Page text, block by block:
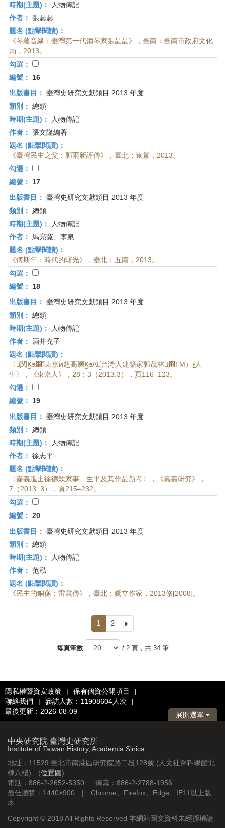
時期(主題)：
人物傳記
作者： 張瑟瑟
題名 (點擊閱讀)：
《琴蘊音緣：臺灣第一代鋼琴家張晶晶》，臺南：臺南市政府文化
局，2013。
勾選：
編號：
16
出版書目： 臺灣史研究文獻類目 2013 年度
類別： 總類
時期(主題)：
人物傳記
作者： 張文隆編著
題名 (點擊閱讀)：
《臺灣民主之父：郭雨新評傳》，臺北：遠景，2013。
勾選：
編號：
17
出版書目： 臺灣史研究文獻類目 2013 年度
類別： 總類
時期(主題)：
人物傳記
作者：
馬亮寛、李泉
題名 (點擊閱讀)：
《傅斯年：時代的曙光》，臺北：五南，2013。
勾選：
編號：
18
出版書目： 臺灣史研究文獻類目 2013 年度
類別： 總類
時期(主題)：
人物傳記
作者： 酒井充子
題名 (點擊閱讀)：
〈霞͕関Ϗϧ͸͡Ί東京ͷ超高層ϏϧΛ手͕͚ͨ台湾人建築家郭茂林（͔͘΋ΓΜ）ͱ͍͏人
生〉，《東京人》，28：3（2013.3），頁116–123。
勾選：
編號：
19
出版書目： 臺灣史研究文獻類目 2013 年度
類別： 總類
時期(主題)：
人物傳記
作者： 徐志平
題名 (點擊閱讀)：
〈嘉義進士徐德欽家事、生平及其作品新考〉，《嘉義研究》，
7（2013. 3），頁215–232。
勾選：
編號： 20
出版書目： 臺灣史研究文獻類目 2013 年度
類別： 總類
時期(主題)：
人物傳記
作者： 范泓
題名 (點擊閱讀)：
《民主的銅像：雷震傳》，臺北：獨立作家，2013修[2008]。
1 2
一
每頁筆數
/ 2 頁，共 34 筆
隱私權暨資安政策 | 保有個資公開項目
|
聯絡我們
| 參訪人數：11908604人次
|
最後更新：2026-08-09
展開選單
中央研究院 臺灣史研究所
Institute of Taiwan History, Academia Sinica
地址：11529 臺北市南港區研究院路二段128號 (人文社會科學館北
棟八樓) (位置圖)
電話：886-2-2652-5350 傳真：886-2-2788-1956
最佳瀏覽：1440×900 | Chrome、Firefox、Edge、IE11以上版
本
Copyright © 2018 All Rights Reserved 本網站圖文資料未經授權請